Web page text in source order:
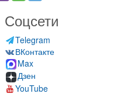
Соцсети
Telegram
ВКонтакте
Max
Дзен
YouTube